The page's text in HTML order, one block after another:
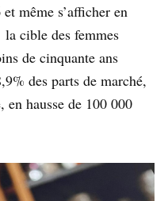
même s’afficher en
cible des femmes
de cinquante ans
des parts de marché,
hausse de 100 000